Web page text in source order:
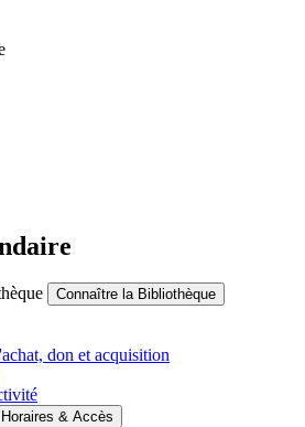
Connaître la Bibliothèque
don et acquisition
Horaires & Accès